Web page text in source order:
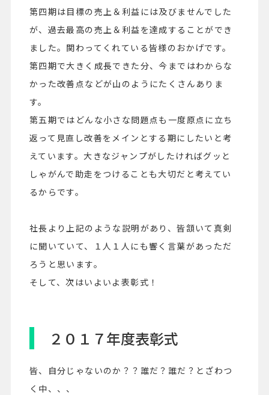
第四期は目標の売上＆利益には及びませんでした
が、過去最高の売上＆利益を達成することができ
ました。関わってくれている皆様のおかげです。
第四期で大きく成長できた分、今まではわからな
かった改善点などが山のようにたくさんありま
す。
第五期ではどんな小さな問題点も一度原点に立ち
返って見直し改善をメインとする期にしたいと考
えています。大きなジャンプがしたければグッと
しゃがんで助走をつけることも大切だと考えてい
るからです。
社長より上記のような説明があり、皆頷いて真剣
に聞いていて、１人１人にも響く言葉があっただ
ろうと思います。
そして、次はいよいよ表彰式！
２０１７年度表彰式
皆、自分じゃないのか？？誰だ？誰だ？とざわつ
く中、、、